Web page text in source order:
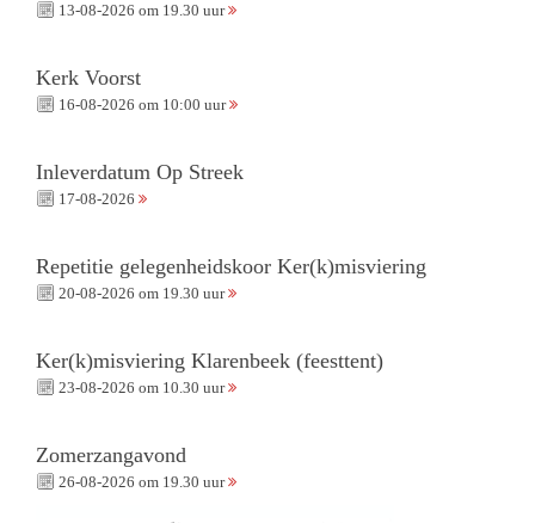
13-08-2026 om 19.30 uur
Kerk Voorst
16-08-2026 om 10:00 uur
Inleverdatum Op Streek
17-08-2026
Repetitie gelegenheidskoor Ker(k)misviering
20-08-2026 om 19.30 uur
Ker(k)misviering Klarenbeek (feesttent)
23-08-2026 om 10.30 uur
Zomerzangavond
26-08-2026 om 19.30 uur